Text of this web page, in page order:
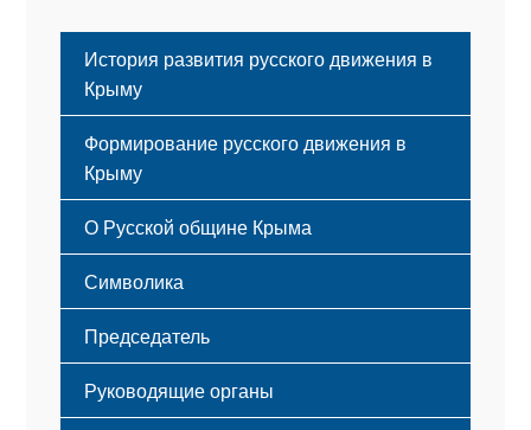
История развития русского движения в
Крыму
Формирование русского движения в
Крыму
Русский Крым
О Русской общине Крыма
Этапы становления
Принципы деятельности
Структура
Мероприятия
Символика
Флаг
Герб
Гимн
Председатель
Руководящие органы